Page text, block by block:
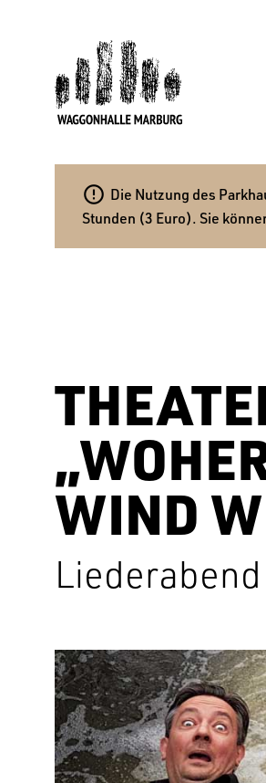
 Die Nutzung des
Stunden (3 Euro). Sie
WIND
Liederabend